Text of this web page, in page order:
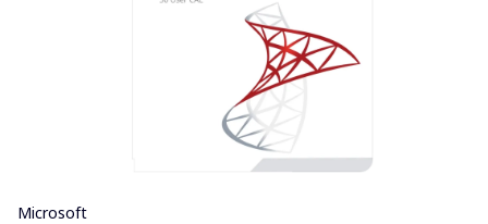
Microsoft